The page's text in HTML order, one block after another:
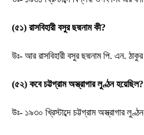
(৫১) রাসবিহারী বসুর ছদ্মনাম কী?
উঃ- আর রাসবিহারী বসুর ছদ্মনাম পি. এন.
(৫২) কবে চট্টগ্রাম অস্ত্রাগার লুণ্ঠন হয়েছিল?
উঃ- ১৯৩০ খ্রিস্টাব্দে চট্টগ্রাম অস্ত্রাগার